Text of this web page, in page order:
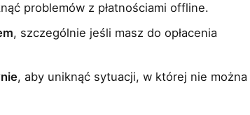
problemów z płatnościami offline.
, szczególnie jeśli masz do opłacenia
, aby uniknąć sytuacji, w której nie można